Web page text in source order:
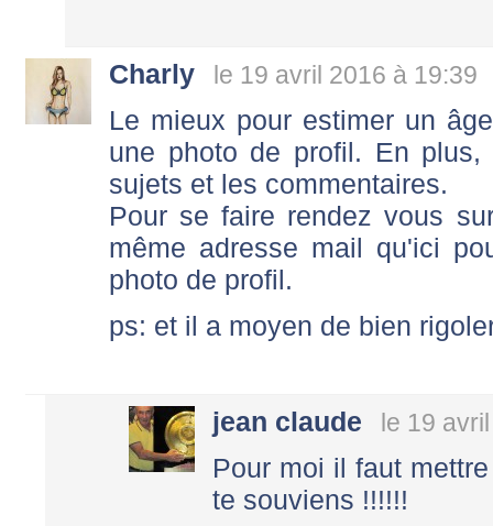
Charly le 19 avril 2016 à 19:39
Le mieux pour estimer un
une photo de profil. En
sujets et les commentaires.
Pour se faire rendez vous
même adresse mail qu'ici
photo de profil.
ps: et il a moyen de bien
jean claude le 19
Pour moi il faut
te souviens !!!!!!